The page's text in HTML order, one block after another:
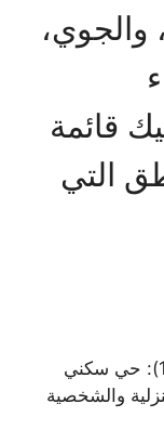
والجوي،
قائمة
التي
(الرمز البريدي: 15300): حي سكني
والشخصية